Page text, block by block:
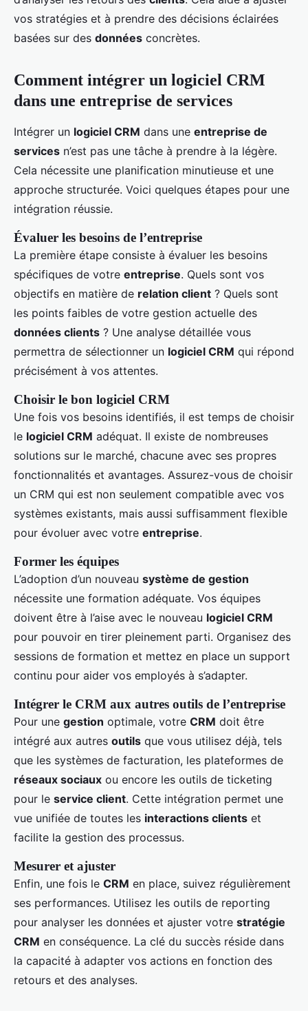
vos stratégies et à prendre des décisions éclairées
basées sur des données concrètes.
Comment intégrer un logiciel CRM
dans une entreprise de services
Intégrer un logiciel CRM dans une entreprise de
services n’est pas une tâche à prendre à la légère.
Cela nécessite une planification minutieuse et une
approche structurée. Voici quelques étapes pour une
intégration réussie.
Évaluer les besoins de l’entreprise
La première étape consiste à évaluer les besoins
spécifiques de votre entreprise. Quels sont vos
objectifs en matière de relation client ? Quels sont
les points faibles de votre gestion actuelle des
données clients ? Une analyse détaillée vous
permettra de sélectionner un logiciel CRM qui répond
précisément à vos attentes.
Choisir le bon logiciel CRM
Une fois vos besoins identifiés, il est temps de choisir
le logiciel CRM adéquat. Il existe de nombreuses
solutions sur le marché, chacune avec ses propres
fonctionnalités et avantages. Assurez-vous de choisir
un CRM qui est non seulement compatible avec vos
systèmes existants, mais aussi suffisamment flexible
pour évoluer avec votre entreprise.
Former les équipes
L’adoption d’un nouveau système de gestion
nécessite une formation adéquate. Vos équipes
doivent être à l’aise avec le nouveau logiciel CRM
pour pouvoir en tirer pleinement parti. Organisez des
sessions de formation et mettez en place un support
continu pour aider vos employés à s’adapter.
Intégrer le CRM aux autres outils de l’entreprise
Pour une gestion optimale, votre CRM doit être
intégré aux autres outils que vous utilisez déjà, tels
que les systèmes de facturation, les plateformes de
réseaux sociaux ou encore les outils de ticketing
pour le service client. Cette intégration permet une
vue unifiée de toutes les interactions clients et
facilite la gestion des processus.
Mesurer et ajuster
Enfin, une fois le CRM en place, suivez régulièrement
ses performances. Utilisez les outils de reporting
pour analyser les données et ajuster votre stratégie
CRM en conséquence. La clé du succès réside dans
la capacité à adapter vos actions en fonction des
retours et des analyses.